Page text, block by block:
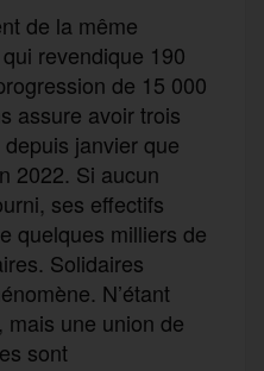
de la même
revendique 190
de 15 000
assure avoir trois
janvier que
2022. Si aucun
ses effectifs
quelques milliers de
Solidaires
N’étant
mais une union de
sont